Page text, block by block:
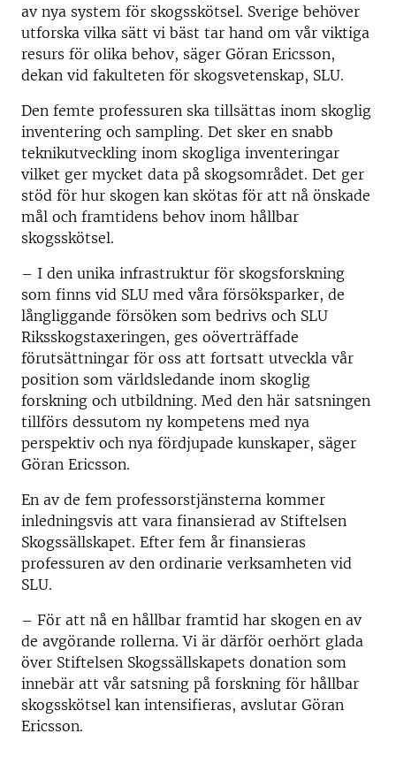
av nya system för skogsskötsel. Sverige behöver
utforska vilka sätt vi bäst tar hand om vår viktiga
resurs för olika behov, säger Göran Ericsson,
dekan vid fakulteten för skogsvetenskap, SLU.
Den femte professuren ska tillsättas inom skoglig
inventering och sampling. Det sker en snabb
teknikutveckling inom skogliga inventeringar
vilket ger mycket data på skogsområdet. Det ger
stöd för hur skogen kan skötas för att nå önskade
mål och framtidens behov inom hållbar
skogsskötsel.
– I den unika infrastruktur för skogsforskning
som finns vid SLU med våra försöksparker, de
långliggande försöken som bedrivs och SLU
Riksskogstaxeringen, ges oöverträffade
förutsättningar för oss att fortsatt utveckla vår
position som världsledande inom skoglig
forskning och utbildning. Med den här satsningen
tillförs dessutom ny kompetens med nya
perspektiv och nya fördjupade kunskaper, säger
Göran Ericsson.
En av de fem professorstjänsterna kommer
inledningsvis att vara finansierad av Stiftelsen
Skogssällskapet. Efter fem år finansieras
professuren av den ordinarie verksamheten vid
SLU.
– För att nå en hållbar framtid har skogen en av
de avgörande rollerna. Vi är därför oerhört glada
över Stiftelsen Skogssällskapets donation som
innebär att vår satsning på forskning för hållbar
skogsskötsel kan intensifieras, avslutar Göran
Ericsson.